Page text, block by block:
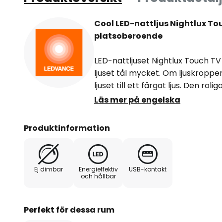
Cool LED-nattljus Nightlux
platsoberoende
LED-nattljuset Nightlux Touch
ljuset tål mycket. Om
ljuset till ett färgat ljus. Den
motivet ger alltid lämplig extra
därför tas med överallt utan
Läs mer på engelska
Produktinformation
Ej dimbar
Energieffektiv
och hållbar
USB-kontakt
Perfekt för dessa rum